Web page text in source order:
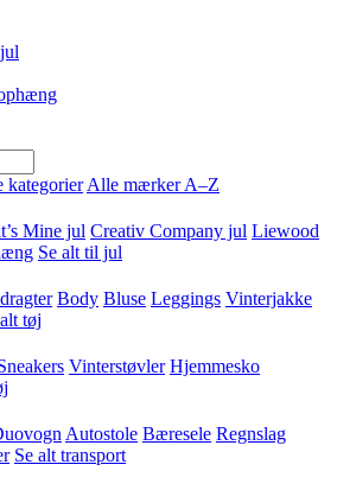
kategorier Alle mærker A–Z
Mine jul Creativ Company jul Liewood
Se alt til jul
Body Bluse Leggings Vinterjakke
tøj
Vinterstøvler Hjemmesko
Autostole Bæresele Regnslag
Se alt transport